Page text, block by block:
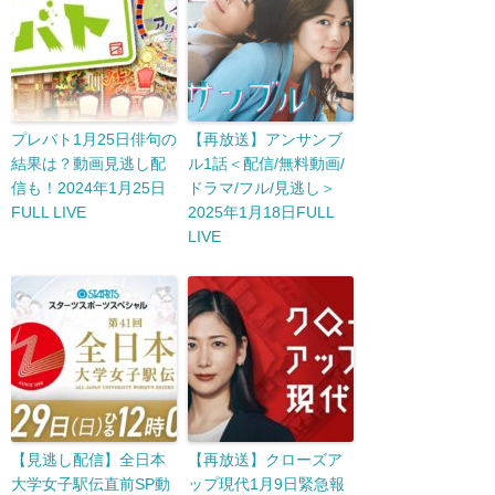
プレバト1月25日俳句の
結果は？動画見逃し配
信も！2024年1月25日
FULL LIVE
【再放送】アンサンブ
ル1話＜配信/無料動画/
ドラマ/フル/見逃し＞
2025年1月18日FULL
LIVE
【見逃し配信】全日本
大学女子駅伝直前SP動
【再放送】クローズア
ップ現代1月9日緊急報